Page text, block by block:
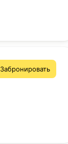
Забронировать